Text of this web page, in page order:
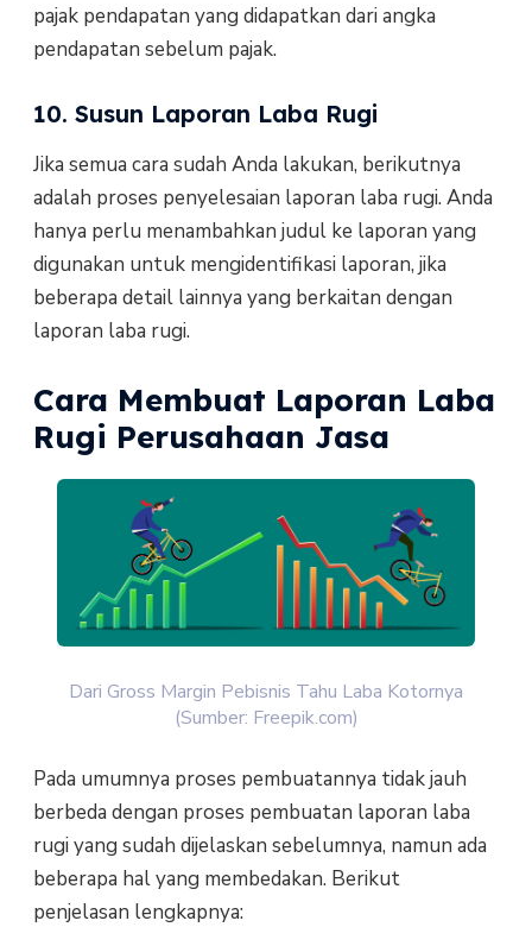
pajak pendapatan yang didapatkan dari angka
pendapatan sebelum pajak.
10. Susun Laporan Laba Rugi
Jika semua cara sudah Anda lakukan, berikutnya
adalah proses penyelesaian laporan laba rugi. Anda
hanya perlu menambahkan judul ke laporan yang
digunakan untuk mengidentifikasi laporan, jika
beberapa detail lainnya yang berkaitan dengan
laporan laba rugi.
Cara Membuat Laporan Laba
Rugi Perusahaan Jasa
Dari Gross Margin Pebisnis Tahu Laba Kotornya
(Sumber: Freepik.com)
Pada umumnya proses pembuatannya tidak jauh
berbeda dengan proses pembuatan laporan laba
rugi yang sudah dijelaskan sebelumnya, namun ada
beberapa hal yang membedakan. Berikut
penjelasan lengkapnya: